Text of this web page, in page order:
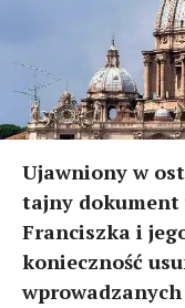
Ujawniony w
tajny
Franciszka i
konieczność